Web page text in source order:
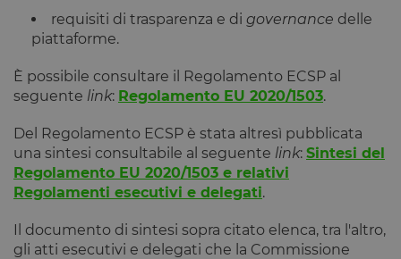
requisiti di trasparenza e di governance delle
piattaforme.
È possibile consultare il Regolamento ECSP al
seguente link: Regolamento EU 2020/1503.
Del Regolamento ECSP è stata altresì pubblicata
una sintesi consultabile al seguente link: Sintesi del
Regolamento EU 2020/1503 e relativi
Regolamenti esecutivi e delegati.
Il documento di sintesi sopra citato elenca, tra l'altro,
gli atti esecutivi e delegati che la Commissione